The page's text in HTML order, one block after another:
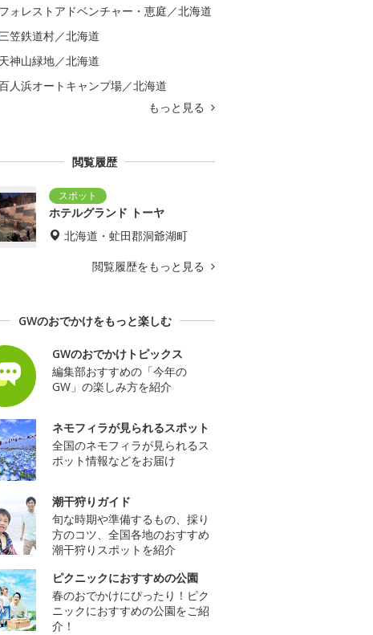
フォレストアドベンチャー・恵庭／北海道
笠鉄道村／北海道
天神山緑地／北海道
人浜オートキャンプ場／北海道
もっと見る
閲覧履歴
ホテルグランド トーヤ
北海道・虻田郡洞爺湖町
閲覧履歴をもっと見る
GWのおでかけをもっと楽しむ
GWのおでかけトピックス
編集部おすすめの「今年の
GW」の楽しみ方を紹介
ネモフィラが見られるスポット
全国のネモフィラが見られるス
ポット情報などをお届け
潮干狩りガイド
旬な時期や準備するもの、採り
方のコツ、全国各地のおすすめ
潮干狩りスポットを紹介
ピクニックにおすすめの公園
春のおでかけにぴったり！ピク
ニックにおすすめの公園をご紹
介！